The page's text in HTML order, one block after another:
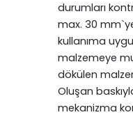
durumları
max. 30
kullanıma
malzemeye
dökülen
Oluşan
mekanizma